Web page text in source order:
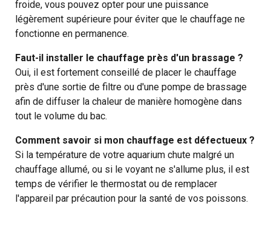
froide, vous pouvez opter pour une puissance
légèrement supérieure pour éviter que le chauffage ne
fonctionne en permanence.
Faut-il installer le chauffage près d'un brassage ?
Oui, il est fortement conseillé de placer le chauffage
près d'une sortie de filtre ou d'une pompe de brassage
afin de diffuser la chaleur de manière homogène dans
tout le volume du bac.
Comment savoir si mon chauffage est défectueux ?
Si la température de votre aquarium chute malgré un
chauffage allumé, ou si le voyant ne s'allume plus, il est
temps de vérifier le thermostat ou de remplacer
l'appareil par précaution pour la santé de vos poissons.